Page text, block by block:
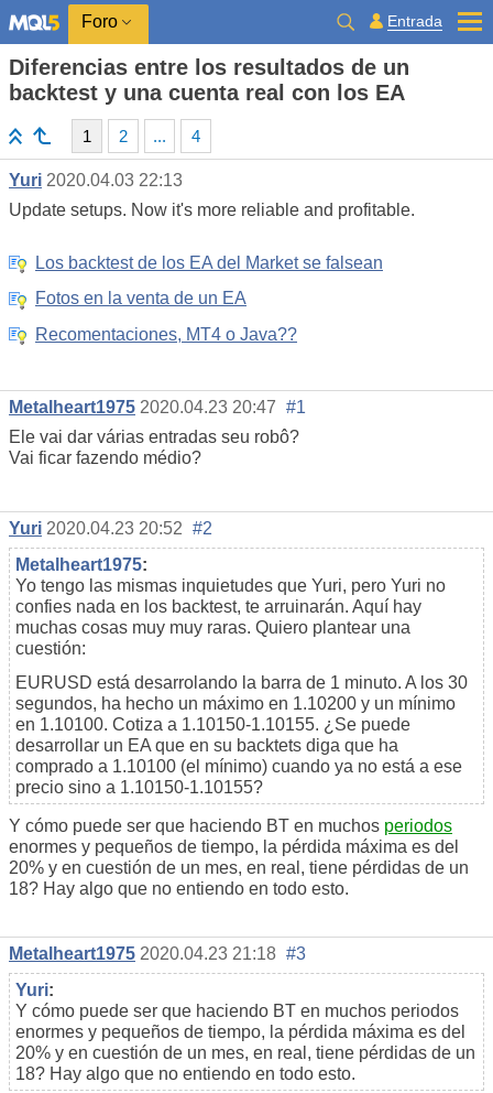
Foro Entrada
Diferencias entre los resultados de un
backtest y una cuenta real con los EA
1 2 ... 4
Yuri 2020.04.03 22:13
Update setups. Now it's more reliable and profitable.
Los backtest de los EA del Market se falsean
Fotos en la venta de un EA
Recomentaciones, MT4 o Java??
Metalheart1975 2020.04.23 20:47 #1
Ele vai dar várias entradas seu robô?
Vai ficar fazendo médio?
Yuri 2020.04.23 20:52 #2
Metalheart1975:
Yo tengo las mismas inquietudes que Yuri, pero Yuri no
confies nada en los backtest, te arruinarán. Aquí hay
muchas cosas muy muy raras. Quiero plantear una
cuestión:
EURUSD está desarrolando la barra de 1 minuto. A los 30
segundos, ha hecho un máximo en 1.10200 y un mínimo
en 1.10100. Cotiza a 1.10150-1.10155. ¿Se puede
desarrollar un EA que en su backtets diga que ha
comprado a 1.10100 (el mínimo) cuando ya no está a ese
precio sino a 1.10150-1.10155?
Y cómo puede ser que haciendo BT en muchos periodos
enormes y pequeños de tiempo, la pérdida máxima es del
20% y en cuestión de un mes, en real, tiene pérdidas de un
18? Hay algo que no entiendo en todo esto.
Metalheart1975 2020.04.23 21:18 #3
Yuri:
Y cómo puede ser que haciendo BT en muchos periodos
enormes y pequeños de tiempo, la pérdida máxima es del
20% y en cuestión de un mes, en real, tiene pérdidas de un
18? Hay algo que no entiendo en todo esto.